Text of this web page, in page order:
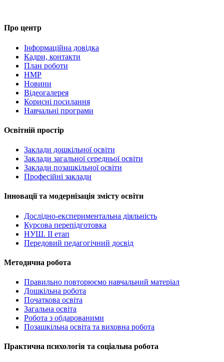
Про центр
Інформаційна довідка
Кадри, контакти
План роботи
НМР
Новини
Відеогалерея
Корисні посилання
Навчальні програми
Освітній простір
Заклади дошкільної освіти
Заклади загальної середньої освіти
Заклади позашкільної освіти
Професійні заклади
Інновації та модернізація змісту освіти
Дослідно-експериментальна діяльність
Курсова перепідготовка
НУШ. ІІ етап
Передовий педагогічний досвід
Методична робота
Правильно повторюємо навчальний матеріал
Дошкільна робота
Початкова освіта
Загальна освіта
Робота з обдарованими
Позашкільна освіта та виховна робота
Практична психологія та соціальна робота